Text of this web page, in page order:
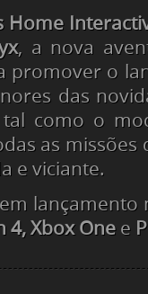
Home
, a nova
promover o
das
tal como o
as missões
e viciante.
lançamento
4, Xbox One e